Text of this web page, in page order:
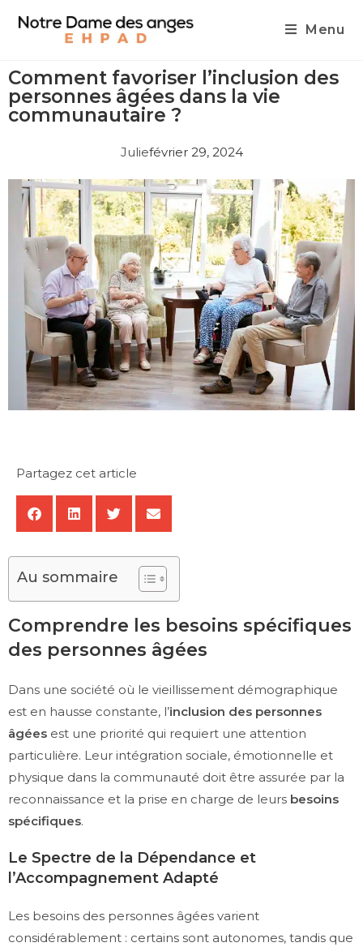
Menu
Comment favoriser l’inclusion des
personnes âgées dans la vie
communautaire ?
Juliefévrier 29, 2024
Partagez cet article
Au sommaire
Comprendre les besoins spécifiques
des personnes âgées
Dans une société où le vieillissement démographique
est en hausse constante, l’inclusion des personnes
âgées est une priorité qui requiert une attention
particulière. Leur intégration sociale, émotionnelle et
physique dans la communauté doit être assurée par la
reconnaissance et la prise en charge de leurs besoins
spécifiques.
Le Spectre de la Dépendance et
l’Accompagnement Adapté
Les besoins des personnes âgées varient
considérablement : certains sont autonomes, tandis que